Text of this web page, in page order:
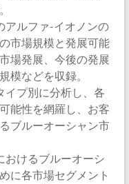
アルファ-イオノンの
市場規模と発展可能
場発展、今後の発展
模などを収録。
イプ別に分析し、各
能性を網羅し、お客
ブルーオーシャン市
おけるブルーオーシ
に各市場セグメント